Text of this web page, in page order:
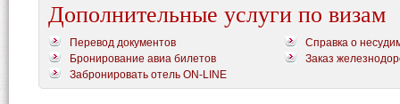
Дополнительные услуги по визам
Перевод документов
Справка о
Бронирование авиа билетов
Заказ
Забронировать отель ON-LINE